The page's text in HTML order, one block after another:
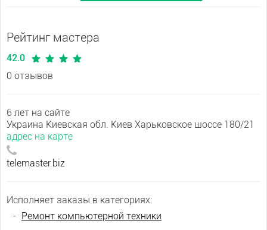
Рейтинг мастера
42.0
0 отзывов
6 лет на сайте
Украина Киевская обл. Киев Харьковское шоссе 180/21
адрес на карте
telemaster.biz
Исполняет заказы в категориях:
- Ремонт компьютерной техники